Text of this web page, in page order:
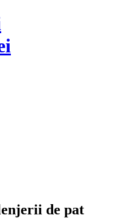
de pat